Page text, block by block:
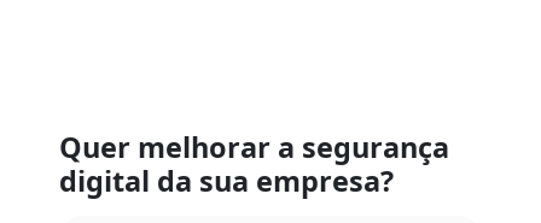
Quer melhorar a segurança
digital da sua empresa?